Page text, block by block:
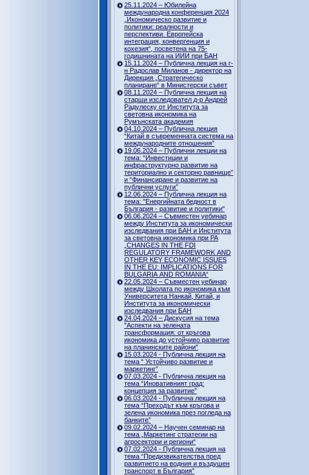
25.11.2024 – Юбилейна
международна конференция 2024
„Икономическо развитие и
политики: реалности и
перспективи. Европейска
интеграция, конвергенция и
кохезия“, посветена на 75-
годишнината на ИИИ при БАН
15.11.2024 – Публична лекция на г-
н Радослав Миланов - директор на
Дирекция „Стратегическо
планиране“ в Министерски съвет
08.11.2024 – Публична лекция на
старши изследовател д-р Андрей
Радулеску от Института за
световна икономика на
Румънската академия
04.10.2024 – Публична лекция
“Китай в съвременната система на
международните отношения”
19.06.2024 – Публични лекции на
тема: “Инвестиции и
инфраструктурно развитие на
териториално и секторно равнище”
и “Финансиране и развитие на
публични услуги”
12.06.2024 – Публична лекция на
тема: "Енергийната бедност в
България - развитие и политики"
06.06.2024 – Съвместен уебинар
между Института за икономически
изследвания при БАН и Института
за световна икономика при РА
„CHANGES IN THE FDI
REGULATORY FRAMEWORK AND
OTHER KEY ECONOMIC ISSUES
IN THE EU: IMPLICATIONS FOR
BULGARIA AND ROMANIA“
22.05.2024 – Съвместен уебинар
между Школата по икономика към
Университета Нанкай, Китай, и
Института за икономически
изследвания при БАН
24.04.2024 – Дискусия на тема
"Аспекти на зелената
трансформация: от кръгова
икономика до устойчиво развитие
на планинските райони"
15.03.2024 - Публична лекция на
тема “ Устойчиво развитие и
маркетинг”
07.03.2024 - Публична лекция на
тема “Иновативният град:
концепция за развитие”
06.03.2024 - Публична лекция на
тема “Преходът към кръгова и
зелена икономика през погледа на
банките”
09.02.2024 – Научен семинар на
тема „Маркетинг стратегии на
агросектори и региони“
07.02.2024 - Публична лекция на
тема “Предизвикателства пред
развитието на водния и въздушен
транспорт в България”